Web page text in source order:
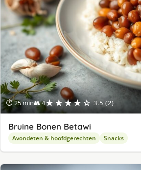
⏱ 25 min👥 4★★★★☆ 3.5 (2)
Bruine Bonen Betawi
Avondeten & hoofdgerechten Snacks